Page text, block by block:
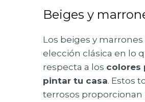
Beiges y
Los beiges y marrones
elección clásica en lo
respecta a los colores
pintar tu casa. Estos
terrosos proporcionan